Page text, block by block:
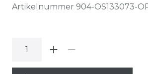
Artikelnummer 904-OS133073-